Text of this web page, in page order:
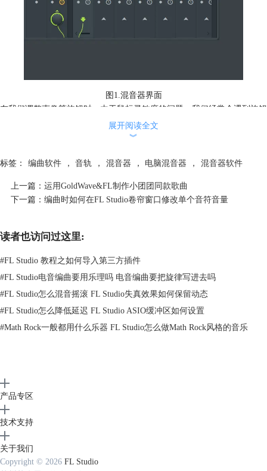
图1.混音器界面
在我们调整声像等旋钮时，由于鼠标灵敏度的问题，我们经常会遇到旋钮
数值调整不到特定值的情况，其实，我们并不是必须使用旋钮来进行数值
的设定，我们只需要在对应旋钮上点击鼠标左键并在左键菜单中点击【输
有时我们也会遇到多个所需混音轨道在混音器界面上相隔比较远的情况，
来回滑动混音器界面无疑会打断我们的创作思路，那么如何将多个散乱分
布的混音器集中起来呢？我们只需在相应混音轨道上点击鼠标右键，并在
轨道菜单中找到【停靠到】选项，在其下拉栏中点击【左】选项，对应的
展开阅读全文
︾
标签： 编曲软件 ， 音轨 ， 混音器 ， 电脑混音器 ， 混音器软件
上一篇： 运用GoldWave&FL制作小团团同款歌曲
下一篇： 编曲时如何在FL Studio卷帘窗口修改单个音符音量
读者也访问过这里:
#FL Studio 教程之如何导入第三方插件
#FL Studio电音编曲要用乐理吗 电音编曲要把旋律写进去吗
#FL Studio怎么混音摇滚 FL Studio失真效果如何保留动态
#FL Studio怎么降低延迟 FL Studio ASIO缓冲区如何设置
#Math Rock一般都用什么乐器 FL Studio怎么做Math Rock风格的音乐
产品专区
技术支持
关于我们
Copyright © 2026 FL Studio